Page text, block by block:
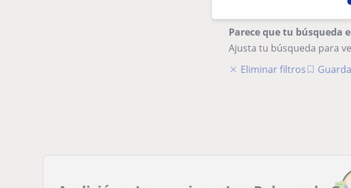
Parece que tu búsqueda
Ajusta tu búsqueda para
Eliminar filtros